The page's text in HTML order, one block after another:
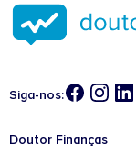
Siga-nos:
Doutor Finanças